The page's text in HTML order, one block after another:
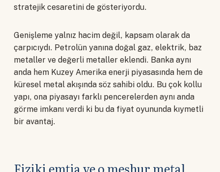
stratejik cesaretini de gösteriyordu.
Genişleme yalnız hacim değil, kapsam olarak da
çarpıcıydı. Petrolün yanına doğal gaz, elektrik, baz
metaller ve değerli metaller eklendi. Banka aynı
anda hem Kuzey Amerika enerji piyasasında hem de
küresel metal akışında söz sahibi oldu. Bu çok kollu
yapı, ona piyasayı farklı pencerelerden aynı anda
görme imkanı verdi ki bu da fiyat oyununda kıymetli
bir avantaj.
Fiziki emtia ve o meşhur metal